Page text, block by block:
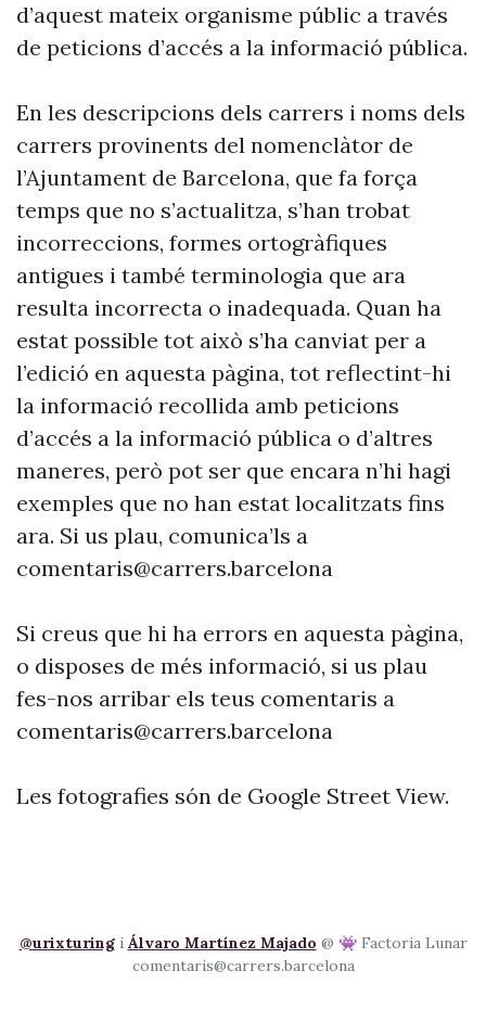
d’aquest mateix organisme públic a través
de peticions d’accés a la informació pública.
En les descripcions dels carrers i noms dels
carrers provinents del nomenclàtor de
l’Ajuntament de Barcelona, que fa força
temps que no s’actualitza, s’han trobat
incorreccions, formes ortogràfiques
antigues i també terminologia que ara
resulta incorrecta o inadequada. Quan ha
estat possible tot això s’ha canviat per a
l’edició en aquesta pàgina, tot reflectint-hi
la informació recollida amb peticions
d’accés a la informació pública o d’altres
maneres, però pot ser que encara n’hi hagi
exemples que no han estat localitzats fins
ara. Si us plau, comunica’ls a
comentaris@carrers.barcelona
Si creus que hi ha errors en aquesta pàgina,
o disposes de més informació, si us plau
fes-nos arribar els teus comentaris a
comentaris@carrers.barcelona
Les fotografies són de Google Street View.
@urixturingi Álvaro Martínez Majado @ 👾 Factoria Lunar
comentaris@carrers.barcelona